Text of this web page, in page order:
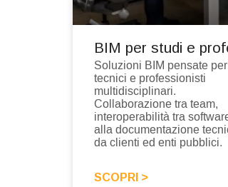
BIM per studi e
Soluzioni BIM pensate
tecnici e professionisti
multidisciplinari.
Collaborazione tra team,
interoperabilità tra
alla documentazione
da clienti ed enti pubblici.
SCOPRI >